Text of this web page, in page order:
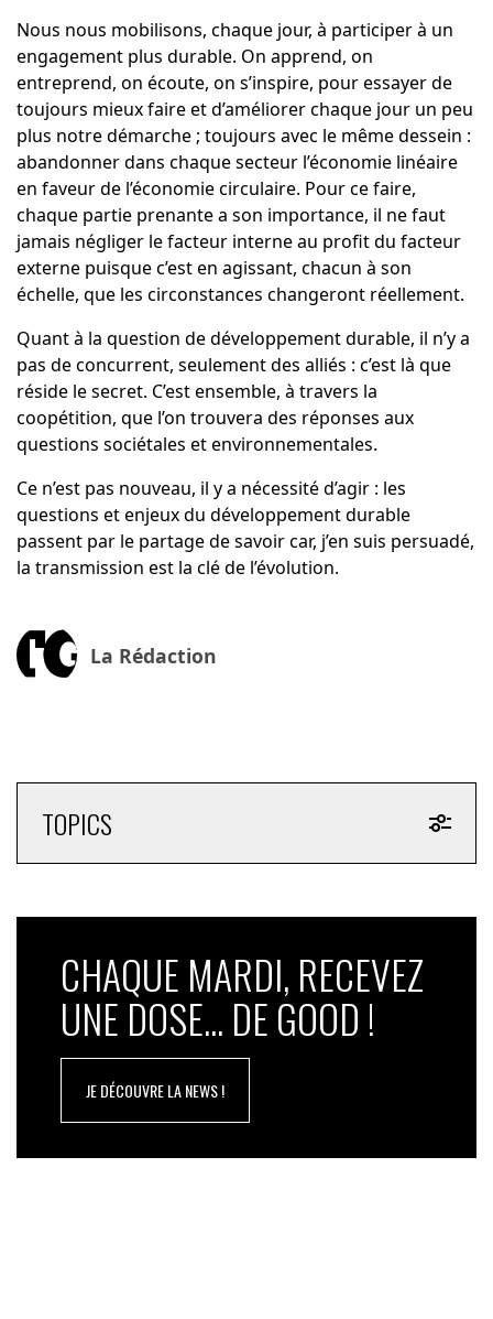
Nous nous mobilisons, chaque jour, à participer à un
engagement plus durable. On apprend, on
entreprend, on écoute, on s’inspire, pour essayer de
toujours mieux faire et d’améliorer chaque jour un peu
plus notre démarche ; toujours avec le même dessein :
abandonner dans chaque secteur l’économie linéaire
en faveur de l’économie circulaire. Pour ce faire,
chaque partie prenante a son importance, il ne faut
jamais négliger le facteur interne au profit du facteur
externe puisque c’est en agissant, chacun à son
échelle, que les circonstances changeront réellement.
Quant à la question de développement durable, il n’y a
pas de concurrent, seulement des alliés : c’est là que
réside le secret. C’est ensemble, à travers la
coopétition, que l’on trouvera des réponses aux
questions sociétales et environnementales.
Ce n’est pas nouveau, il y a nécessité d’agir : les
questions et enjeux du développement durable
passent par le partage de savoir car, j’en suis persuadé,
la transmission est la clé de l’évolution.
La Rédaction
TOPICS
CHAQUE MARDI, RECEVEZ
UNE DOSE... DE GOOD !
JE DÉCOUVRE LA NEWS !